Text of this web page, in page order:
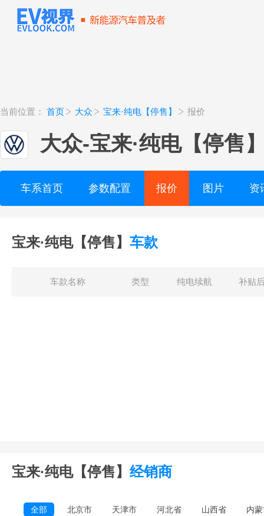
当前位置： 首页 大众 宝来·纯电【停售】 报价
大众-宝来·纯电【停售
车系首页 参数配置 报价 图片 资
宝来·纯电【停售】 车款
车款名称 类型 纯电续航 补贴
宝来·纯电【停售】 经销商
全部 北京市 天津市 河北省 山西省 内